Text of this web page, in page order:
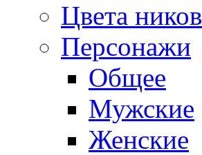
Цвета ников
Персонажи
Общее
Мужские
Женские